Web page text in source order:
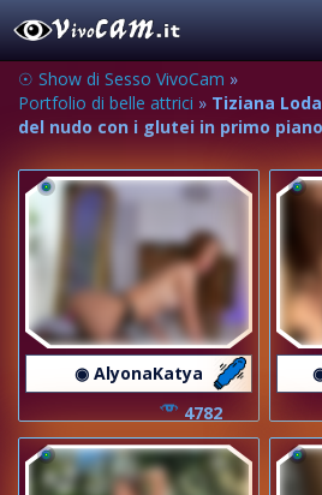
☉ Show di Sesso VivoCam »
Portfolio di belle attrici » Tiziana
del nudo con i glutei in primo piano
◉ AlyonaKatya
4782